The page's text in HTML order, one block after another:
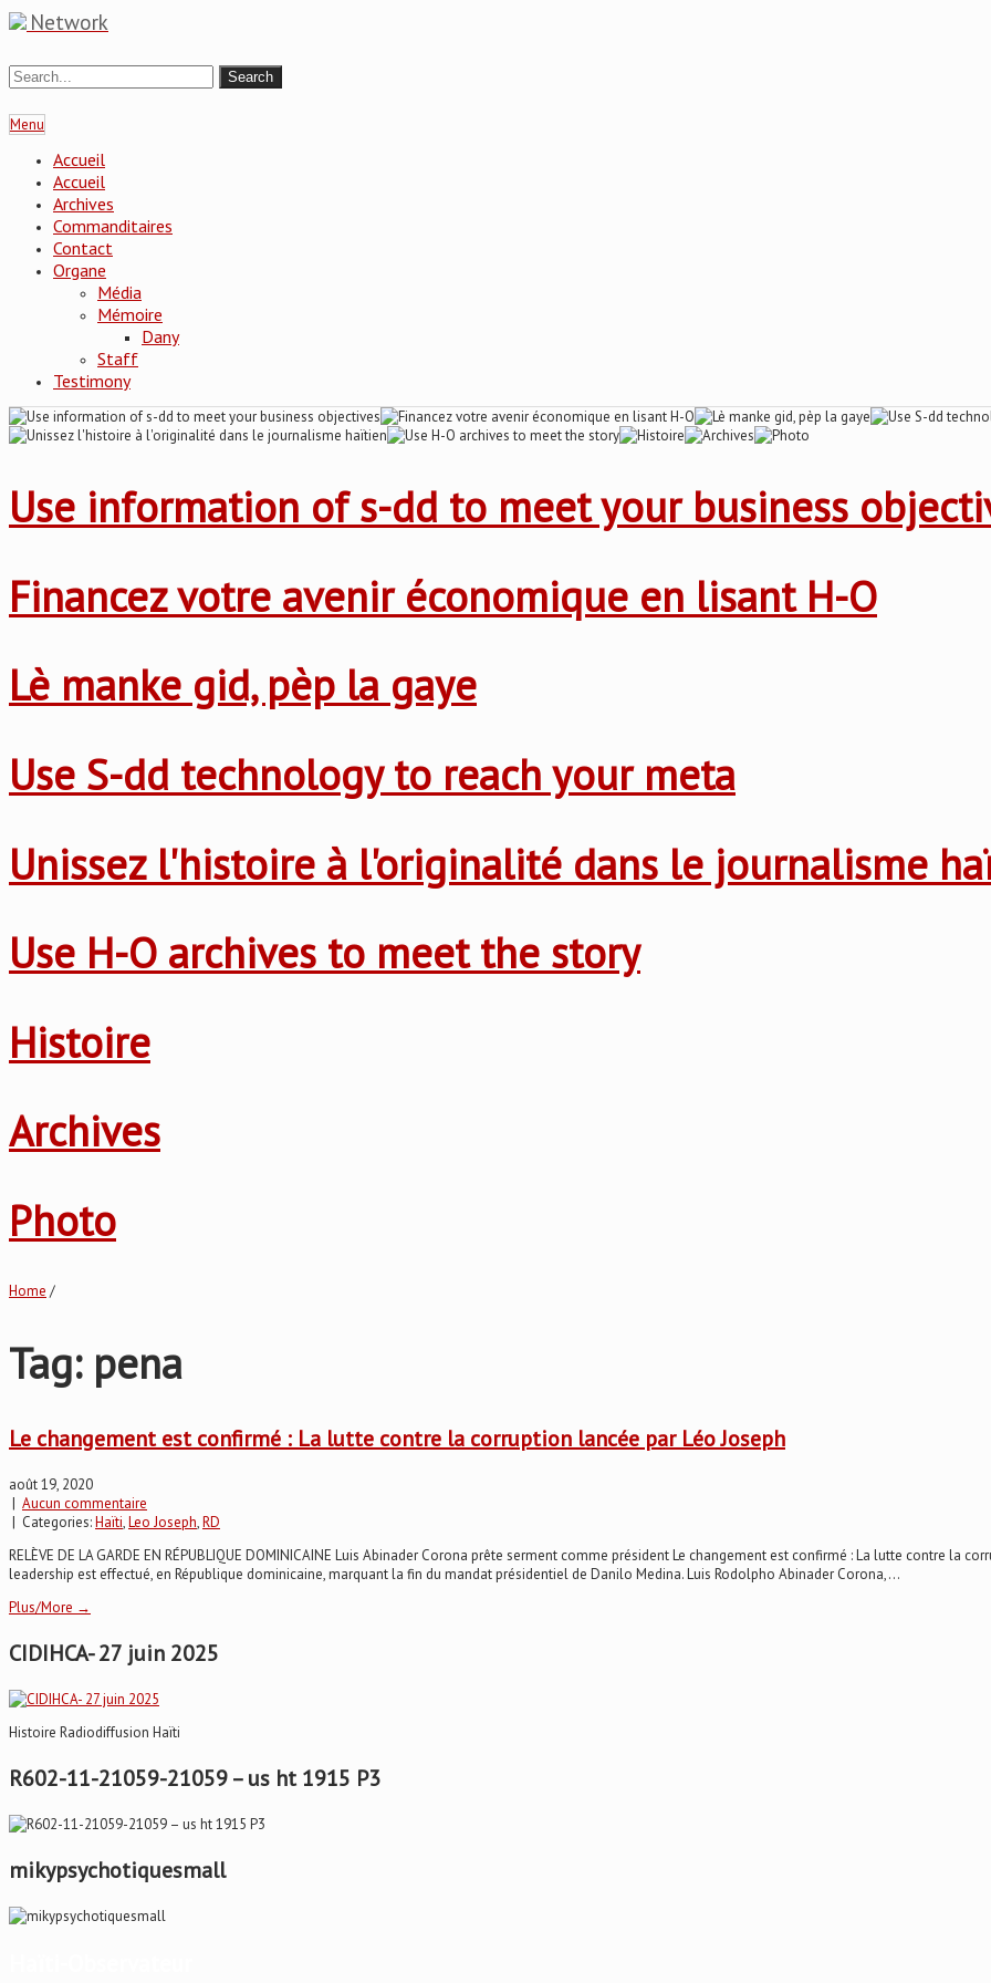
Network
Menu
Accueil
Accueil
Archives
Commanditaires
Contact
Organe
Média
Mémoire
Dany
Staff
Testimony
Use information of s-dd to meet your business
Financez votre avenir économique en lisant H-O
Lè manke gid, pèp la gaye
Use S-dd technology to reach your meta
Unissez l'histoire à l'originalité dans le journalisme
Use H-O archives to meet the story
Histoire
Archives
Photo
Home /
Tag: pena
Le changement est confirmé : La lutte contre la corruption lancée par Léo Joseph
août 19, 2020
| Aucun commentaire
| Categories:Haïti,Leo Joseph,RD
RELÈVE DE LA GARDE EN RÉPUBLIQUE DOMINICAINE Luis Abinader Corona prête serment comme président Le changement est confirmé : La lutte contre la
leadership est effectué, en République dominicaine, marquant la fin du mandat présidentiel de Danilo Medina. Luis Rodolpho Abinader Corona,...
Plus/More →
CIDIHCA- 27 juin 2025
Histoire Radiodiffusion Haïti
R602-11-21059-21059 – us ht 1915 P3
mikypsychotiquesmall